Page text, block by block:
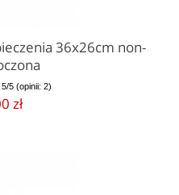
36x26cm non-
5/5 (opinii: 2)
zł